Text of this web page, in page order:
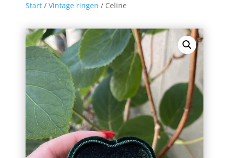
Start / Vintage ringen / Celine